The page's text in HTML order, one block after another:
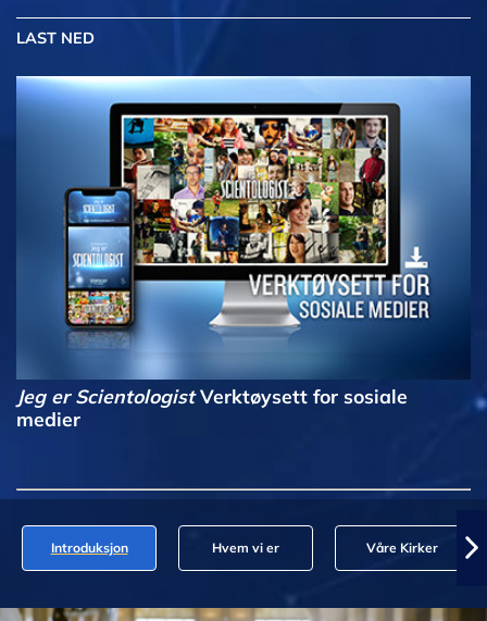
LAST NED
Jeg er ScientologistVerktøysett for sosiale
medier
Introduksjon Hvem vi er Våre Kirker